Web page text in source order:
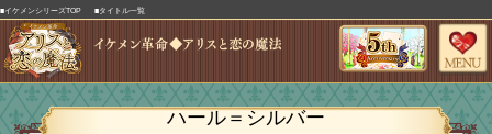
■イケメンシリーズTOP ■タイトル一覧
ハール＝シルバー